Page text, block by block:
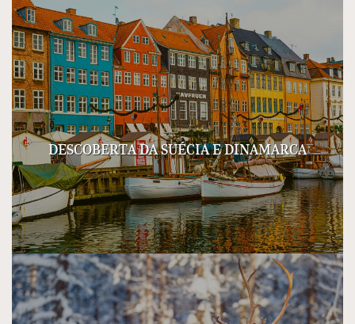
DESCOBERTA DA SUÉCIA E DINAMARCA